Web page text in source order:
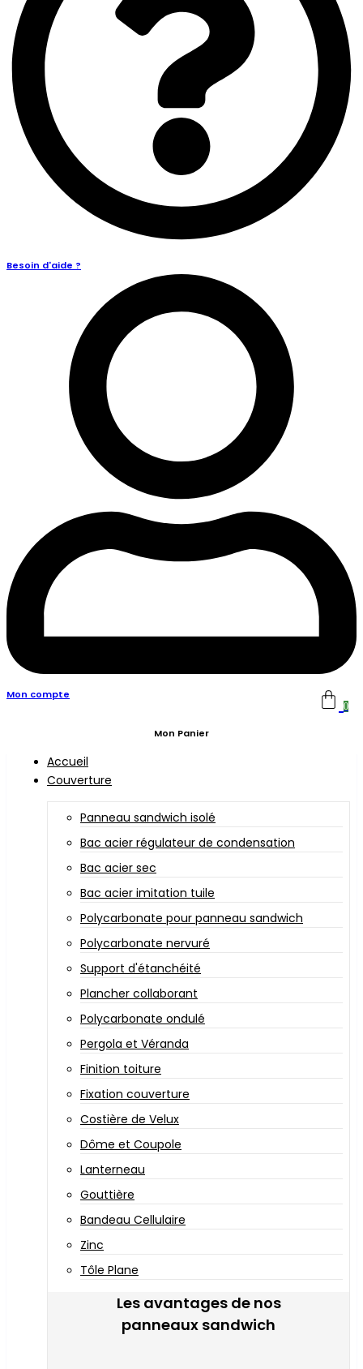
Besoin d'aide ?
Mon compte
0
Mon Panier
Accueil
Couverture
Panneau sandwich isolé
Bac acier régulateur de condensation
Bac acier sec
Bac acier imitation tuile
Polycarbonate pour panneau sandwich
Polycarbonate nervuré
Support d'étanchéité
Plancher collaborant
Polycarbonate ondulé
Pergola et Véranda
Finition toiture
Fixation couverture
Costière de Velux
Dôme et Coupole
Lanterneau
Gouttière
Bandeau Cellulaire
Zinc
Tôle Plane
Les avantages de nos
panneaux sandwich